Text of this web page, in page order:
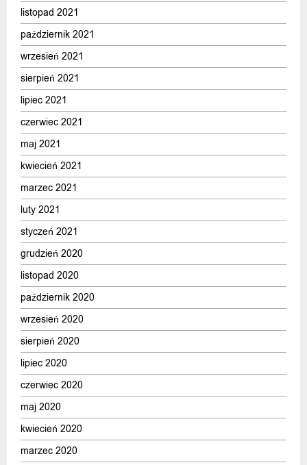
listopad 2021
październik 2021
wrzesień 2021
sierpień 2021
lipiec 2021
czerwiec 2021
maj 2021
kwiecień 2021
marzec 2021
luty 2021
styczeń 2021
grudzień 2020
listopad 2020
październik 2020
wrzesień 2020
sierpień 2020
lipiec 2020
czerwiec 2020
maj 2020
kwiecień 2020
marzec 2020